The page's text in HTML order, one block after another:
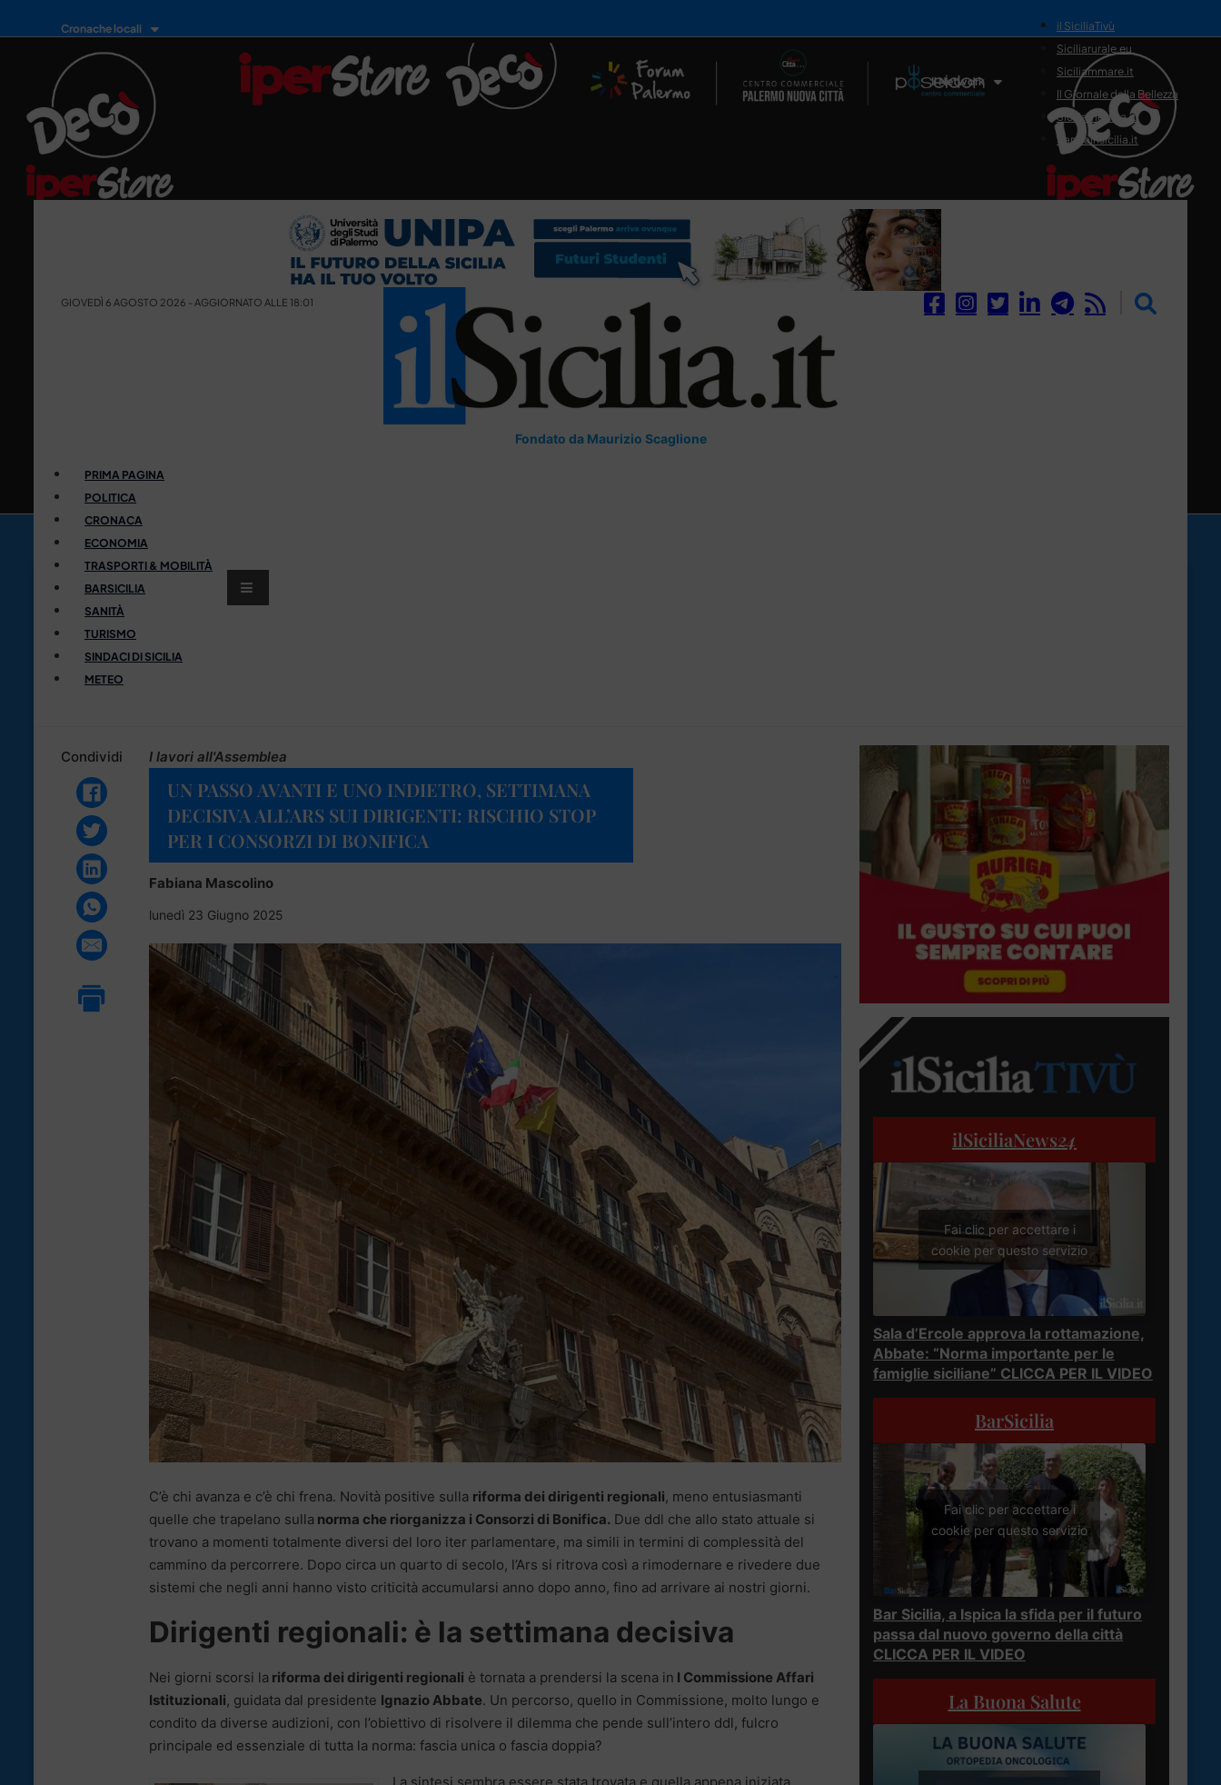
Cronache locali
Il Network
il SiciliaTivù
Siciliarurale.eu
Siciliammare.it
Il Giornale della Bellezza
Siciliamedica.it
Sanitainsicilia.it
GIOVEDÌ 6 AGOSTO 2026 - AGGIORNATO ALLE 18:01
Fondato da Maurizio Scaglione
PRIMA PAGINA
POLITICA
CRONACA
ECONOMIA
TRASPORTI & MOBILITÀ
BARSICILIA
SANITÀ
TURISMO
SINDACI DI SICILIA
METEO
Condividi I lavori all'Assemblea
UN PASSO AVANTI E UNO INDIETRO, SETTIMANA
DECISIVA ALL’ARS SUI DIRIGENTI: RISCHIO STOP
PER I CONSORZI DI BONIFICA
Fabiana Mascolino
lunedì 23 Giugno 2025
C’è chi avanza e c’è chi frena. Novità positive sulla riforma dei dirigenti regionali, meno entusiasmanti
quelle che trapelano sulla norma che riorganizza i Consorzi di Bonifica. Due ddl che allo stato attuale si
trovano a momenti totalmente diversi del loro iter parlamentare, ma simili in termini di complessità del
cammino da percorrere. Dopo circa un quarto di secolo, l’Ars si ritrova così a rimodernare e rivedere due
sistemi che negli anni hanno visto criticità accumularsi anno dopo anno, fino ad arrivare ai nostri giorni.
Dirigenti regionali: è la settimana decisiva
Nei giorni scorsi la riforma dei dirigenti regionali è tornata a prendersi la scena in I Commissione Affari
Istituzionali, guidata dal presidente Ignazio Abbate. Un percorso, quello in Commissione, molto lungo e
condito da diverse audizioni, con l’obiettivo di risolvere il dilemma che pende sull’intero ddl, fulcro
principale ed essenziale di tutta la norma: fascia unica o fascia doppia?
ilSiciliaNews24
Fai clic per accettare i
cookie per questo servizio
Sala d’Ercole approva la rottamazione,
Abbate: “Norma importante per le
famiglie siciliane” CLICCA PER IL VIDEO
BarSicilia
Fai clic per accettare i
cookie per questo servizio
Bar Sicilia, a Ispica la sfida per il futuro
passa dal nuovo governo della città
CLICCA PER IL VIDEO
La Buona Salute